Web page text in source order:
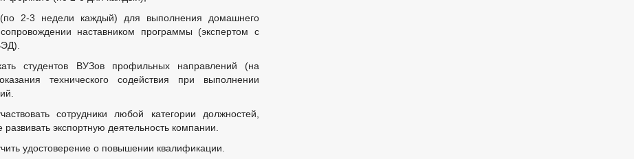
2-3 недели каждый) для выполнения домашнего
наставником программы (экспертом с
студентов ВУЗов профильных направлений (на
технического содействия при выполнении
сотрудники любой категории должностей,
экспортную деятельность компании.
удостоверение о повышении квалификации.